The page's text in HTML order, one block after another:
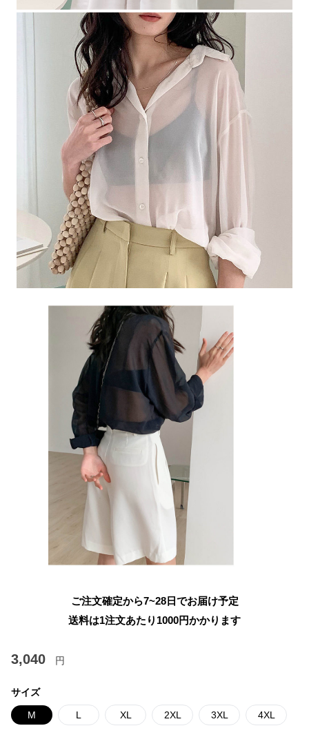
ご注文確定から7~28日でお届け予定
送料は1注文あたり 1000円かかります
3,040 円
サイズ
M L XL 2XL 3XL 4XL